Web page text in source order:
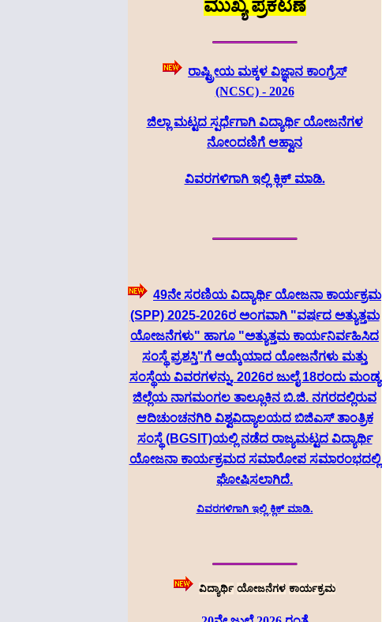
ಮುಖ್ಯ ಪ್ರಕಟಣೆ
ರಾಷ್ಟ್ರೀಯ ಮಕ್ಕಳ ವಿಜ್ಞಾನ ಕಾಂಗ್ರೆಸ್
(NCSC) - 2026
ಜಿಲ್ಲಾ ಮಟ್ಟದ ಸ್ಪರ್ಧೆಗಾಗಿ ವಿದ್ಯಾರ್ಥಿ ಯೋಜನೆಗಳ
ನೋಂದಣಿಗೆ ಆಹ್ವಾನ
ವಿವರಗಳಿಗಾಗಿ ಇಲ್ಲಿ ಕ್ಲಿಕ್ ಮಾಡಿ.
49ನೇ ಸರಣಿಯ ವಿದ್ಯಾರ್ಥಿ ಯೋಜನಾ ಕಾರ್ಯಕ್ರಮ
(SPP) 2025-2026ರ ಅಂಗವಾಗಿ "ವರ್ಷದ ಅತ್ಯುತ್ತಮ
ಯೋಜನೆಗಳು" ಹಾಗೂ "ಅತ್ಯುತ್ತಮ ಕಾರ್ಯನಿರ್ವಹಿಸಿದ
ಸಂಸ್ಥೆ ಪ್ರಶಸ್ತಿ"ಗೆ ಆಯ್ಕೆಯಾದ ಯೋಜನೆಗಳು ಮತ್ತು
ಸಂಸ್ಥೆಯ ವಿವರಗಳನ್ನು, 2026ರ ಜುಲೈ 18ರಂದು ಮಂಡ್ಯ
ಜಿಲ್ಲೆಯ ನಾಗಮಂಗಲ ತಾಲ್ಲೂಕಿನ ಬಿ.ಜಿ. ನಗರದಲ್ಲಿರುವ
ಆದಿಚುಂಚನಗಿರಿ ವಿಶ್ವವಿದ್ಯಾಲಯದ ಬಿಜಿಎಸ್ ತಾಂತ್ರಿಕ
ಸಂಸ್ಥೆ (BGSIT)ಯಲ್ಲಿ ನಡೆದ ರಾಜ್ಯಮಟ್ಟದ ವಿದ್ಯಾರ್ಥಿ
ಯೋಜನಾ ಕಾರ್ಯಕ್ರಮದ ಸಮಾರೋಪ ಸಮಾರಂಭದಲ್ಲಿ
ಘೋಷಿಸಲಾಗಿದೆ.
ವಿವರಗಳಿಗಾಗಿ ಇಲ್ಲಿ ಕ್ಲಿಕ್ ಮಾಡಿ.
ವಿದ್ಯಾರ್ಥಿ ಯೋಜನೆಗಳ ಕಾರ್ಯಕ್ರಮ